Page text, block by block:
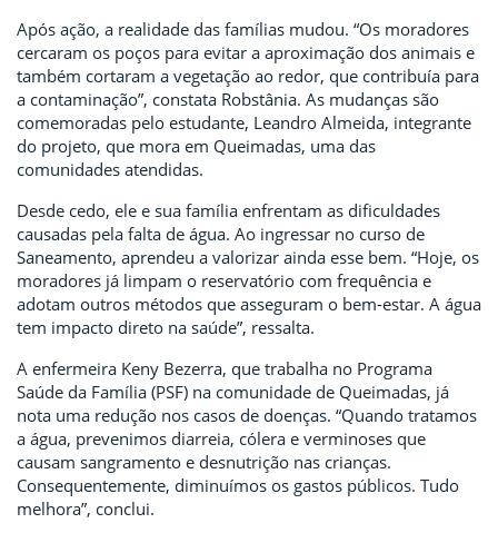
Após ação, a realidade das famílias mudou. “Os moradores
cercaram os poços para evitar a aproximação dos animais e
também cortaram a vegetação ao redor, que contribuía para
a contaminação”, constata Robstânia. As mudanças são
comemoradas pelo estudante, Leandro Almeida, integrante
do projeto, que mora em Queimadas, uma das
comunidades atendidas.
Desde cedo, ele e sua família enfrentam as dificuldades
causadas pela falta de água. Ao ingressar no curso de
Saneamento, aprendeu a valorizar ainda esse bem. “Hoje, os
moradores já limpam o reservatório com frequência e
adotam outros métodos que asseguram o bem-estar. A água
tem impacto direto na saúde”, ressalta.
A enfermeira Keny Bezerra, que trabalha no Programa
Saúde da Família (PSF) na comunidade de Queimadas, já
nota uma redução nos casos de doenças. “Quando tratamos
a água, prevenimos diarreia, cólera e verminoses que
causam sangramento e desnutrição nas crianças.
Consequentemente, diminuímos os gastos públicos. Tudo
melhora”, conclui.